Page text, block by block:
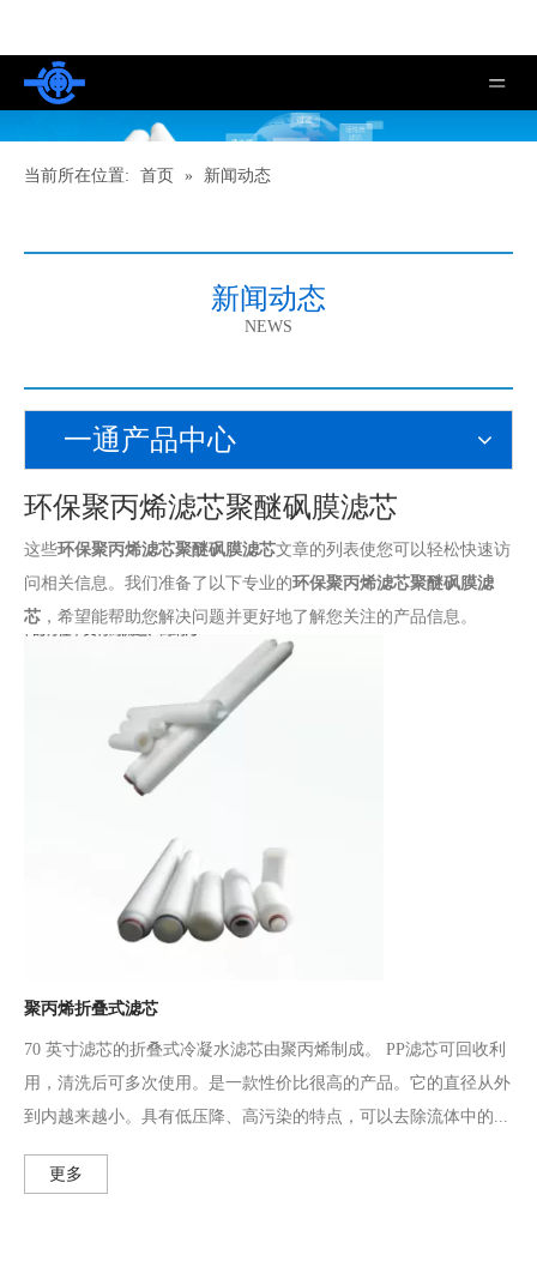
当前所在位置: 首页 » 新闻动态
新闻动态
NEWS
一通产品中心
环保聚丙烯滤芯聚醚砜膜滤芯
这些环保聚丙烯滤芯聚醚砜膜滤芯文章的列表使您可以轻松快速访
问相关信息。我们准备了以下专业的环保聚丙烯滤芯聚醚砜膜滤
芯 ，希望能帮助您解决问题并更好地了解您关注的产品信息。
聚丙烯折叠式滤芯
70 英寸滤芯的折叠式冷凝水滤芯由聚丙烯制成。 PP滤芯可回收利
用，清洗后可多次使用。是一款性价比很高的产品。它的直径从外
到内越来越小。具有低压降、高污染的特点，可以去除流体中的...
更多